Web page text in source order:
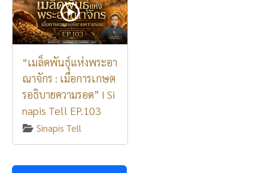
“เมล็ดพันธุ์แห่งพระอา
ณาจักร : เมื่อการเกษต
รอธิบายความรอด” I Si
napis Tell EP.103
Sinapis Tell